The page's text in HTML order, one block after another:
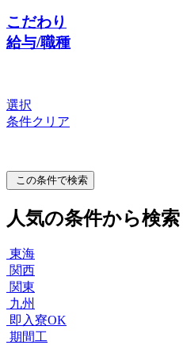
こだわり
給与/職種
選択
条件クリア
この条件で検索
人気の条件から検索
東海
関西
関東
九州
即入寮OK
期間工